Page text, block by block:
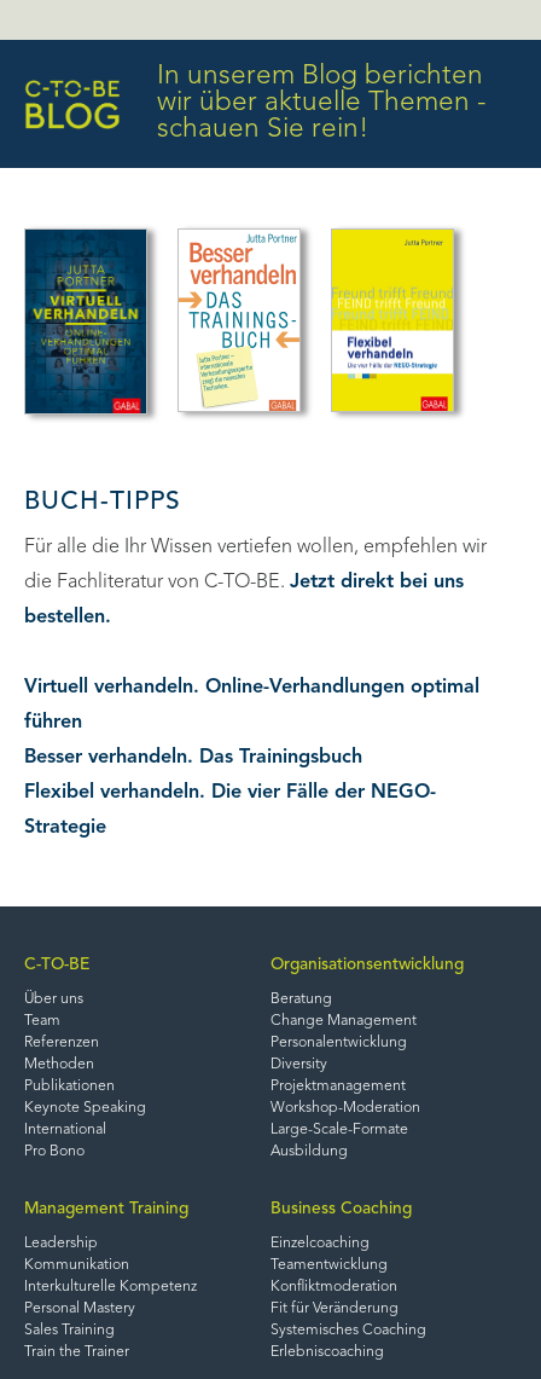
In unserem Blog berichten
wir über aktuelle Themen -
schauen Sie rein!
BUCH-TIPPS
Für alle die Ihr Wissen vertiefen wollen, empfehlen wir
die Fachliteratur von C-TO-BE. Jetzt direkt bei uns
bestellen.
Virtuell verhandeln. Online-Verhandlungen optimal
führen
Besser verhandeln. Das Trainingsbuch
Flexibel verhandeln. Die vier Fälle der NEGO-
Strategie
C-TO-BE
Über uns
Team
Referenzen
Methoden
Publikationen
Keynote Speaking
International
Pro Bono
Organisationsentwicklung
Beratung
Change Management
Personalentwicklung
Diversity
Projektmanagement
Workshop-Moderation
Large-Scale-Formate
Ausbildung
Management Training
Leadership
Kommunikation
Interkulturelle Kompetenz
Personal Mastery
Sales Training
Train the Trainer
Business Coaching
Einzelcoaching
Teamentwicklung
Konfliktmoderation
Fit für Veränderung
Systemisches Coaching
Erlebniscoaching